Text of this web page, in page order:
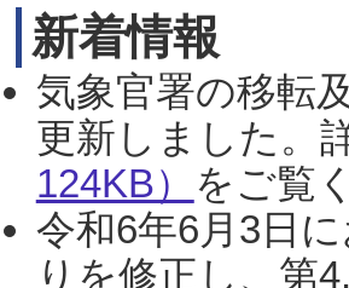
新着情報
気象官署の移転
更新しました。
124KB） をご覧
令和6年6月3日
りを修正し、第